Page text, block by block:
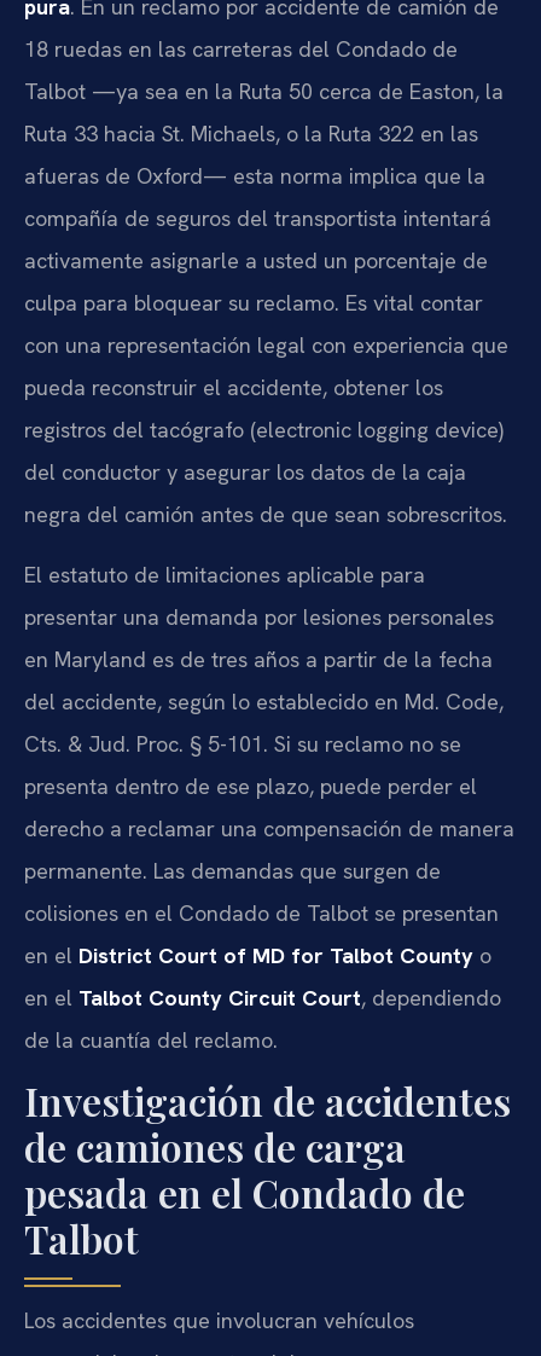
pura. En un reclamo por accidente de camión de
18 ruedas en las carreteras del Condado de
Talbot —ya sea en la Ruta 50 cerca de Easton, la
Ruta 33 hacia St. Michaels, o la Ruta 322 en las
afueras de Oxford— esta norma implica que la
compañía de seguros del transportista intentará
activamente asignarle a usted un porcentaje de
culpa para bloquear su reclamo. Es vital contar
con una representación legal con experiencia que
pueda reconstruir el accidente, obtener los
registros del tacógrafo (electronic logging device)
del conductor y asegurar los datos de la caja
negra del camión antes de que sean sobrescritos.
El estatuto de limitaciones aplicable para
presentar una demanda por lesiones personales
en Maryland es de tres años a partir de la fecha
del accidente, según lo establecido en Md. Code,
Cts. & Jud. Proc. § 5-101. Si su reclamo no se
presenta dentro de ese plazo, puede perder el
derecho a reclamar una compensación de manera
permanente. Las demandas que surgen de
colisiones en el Condado de Talbot se presentan
en el District Court of MD for Talbot County o
en el Talbot County Circuit Court, dependiendo
de la cuantía del reclamo.
Investigación de accidentes
de camiones de carga
pesada en el Condado de
Talbot
Los accidentes que involucran vehículos